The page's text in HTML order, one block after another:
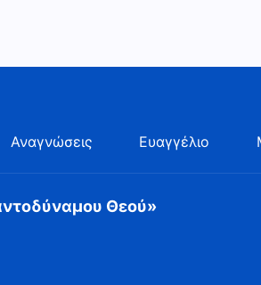
Αναγνώσεις Ευαγγέλιο
Θεού»